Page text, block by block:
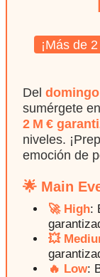
¡Más de
Del
sumérgete
2 M €
niveles.
emoción de
🌟 Main
🚀 High:
💥
🔥 Low: